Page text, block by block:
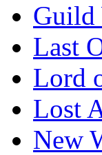
Guild
Last
Lord
Lost
New